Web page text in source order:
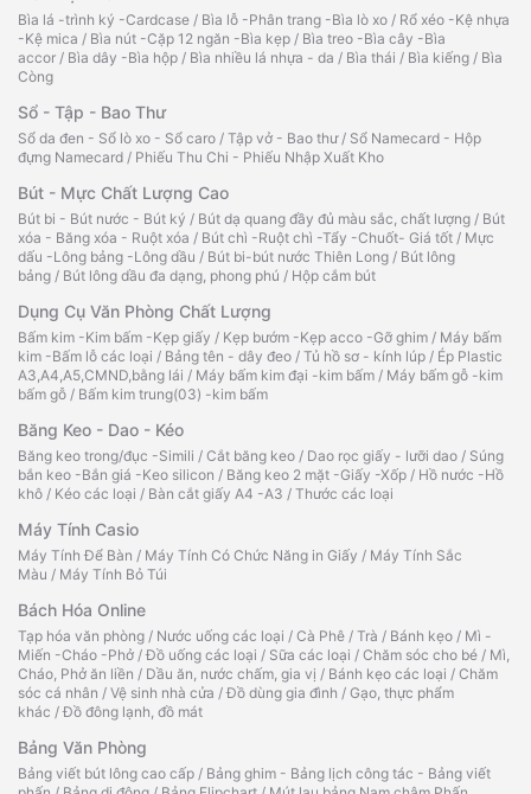
Bìa lá -trình ký -Cardcase / Bìa lỗ -Phân trang -Bìa lò xo / Rổ xéo -Kệ nhựa
-Kệ mica / Bìa nút -Cặp 12 ngăn -Bìa kẹp / Bìa treo -Bìa cây -Bìa
accor / Bìa dây -Bìa hộp / Bìa nhiều lá nhựa - da / Bìa thái / Bìa kiếng / Bìa
Còng
Sổ - Tập - Bao Thư
Sổ da đen - Sổ lò xo - Sổ caro / Tập vở - Bao thư/ Sổ Namecard - Hộp
đựng Namecard / Phiếu Thu Chi - Phiếu Nhập Xuất Kho
Bút - Mực Chất Lượng Cao
Bút bi - Bút nước - Bút ký / Bút dạ quang đầy đủ màu sắc, chất lượng / Bút
xóa - Băng xóa - Ruột xóa / Bút chì -Ruột chì -Tẩy -Chuốt- Giá tốt / Mực
dấu -Lông bảng -Lông dầu / Bút bi-bút nước Thiên Long / Bút lông
bảng / Bút lông dầu đa dạng, phong phú / Hộp cắm bút
Dụng Cụ Văn Phòng Chất Lượng
Bấm kim -Kim bấm -Kẹp giấy / Kẹp bướm -Kẹp acco -Gỡ ghim / Máy bấm
kim -Bấm lỗ các loại / Bảng tên - dây đeo / Tủ hồ sơ - kính lúp / Ép Plastic
A3,A4,A5,CMND,bằng lái / Máy bấm kim đại -kim bấm / Máy bấm gỗ -kim
bấm gỗ / Bấm kim trung(03) -kim bấm
Băng Keo - Dao - Kéo
Băng keo trong/đục -Simili / Cắt băng keo / Dao rọc giấy - lưỡi dao / Súng
bắn keo -Bắn giá -Keo silicon / Băng keo 2 mặt -Giấy -Xốp / Hồ nước -Hồ
khô / Kéo các loại / Bàn cắt giấy A4 -A3 / Thước các loại
Máy Tính Casio
Máy Tính Để Bàn / Máy Tính Có Chức Năng in Giấy / Máy Tính Sắc
Màu / Máy Tính Bỏ Túi
Bách Hóa Online
Tạp hóa văn phòng / Nước uống các loại / Cà Phê / Trà / Bánh kẹo / Mì -
Miến -Cháo -Phở /Đồ uống các loại / Sữa các loại / Chăm sóc cho bé / Mì,
Cháo, Phở ăn liền / Dầu ăn, nước chấm, gia vị / Bánh kẹo các loại / Chăm
sóc cá nhân / Vệ sinh nhà cửa /Đồ dùng gia đình / Gạo, thực phẩm
khác /Đồ đông lạnh, đồ mát
Bảng Văn Phòng
Bảng viết bút lông cao cấp / Bảng ghim - Bảng lịch công tác - Bảng viết